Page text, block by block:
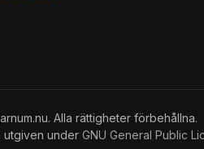
Alla rättigheter förbehållna.
utgiven under GNU General Public